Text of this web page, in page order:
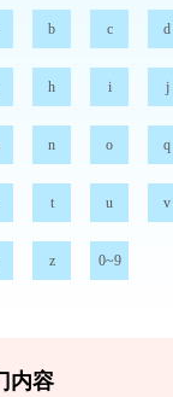
b c d
h i j
n o q
t u v
z 0~9
内容